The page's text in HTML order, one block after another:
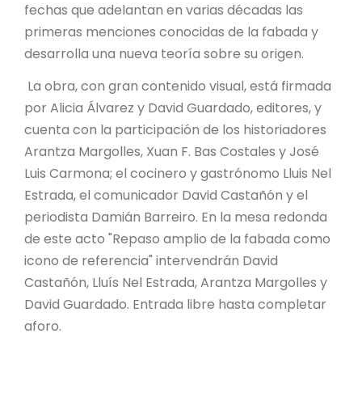
fechas que adelantan en varias décadas las
primeras menciones conocidas de la fabada y
desarrolla una nueva teoría sobre su origen.
La obra, con gran contenido visual, está firmada
por Alicia Álvarez y David Guardado, editores, y
cuenta con la participación de los historiadores
Arantza Margolles, Xuan F. Bas Costales y José
Luis Carmona; el cocinero y gastrónomo Lluis Nel
Estrada, el comunicador David Castañón y el
periodista Damián Barreiro. En la mesa redonda
de este acto "Repaso amplio de la fabada como
icono de referencia" intervendrán David
Castañón, Lluís Nel Estrada, Arantza Margolles y
David Guardado. Entrada libre hasta completar
aforo.